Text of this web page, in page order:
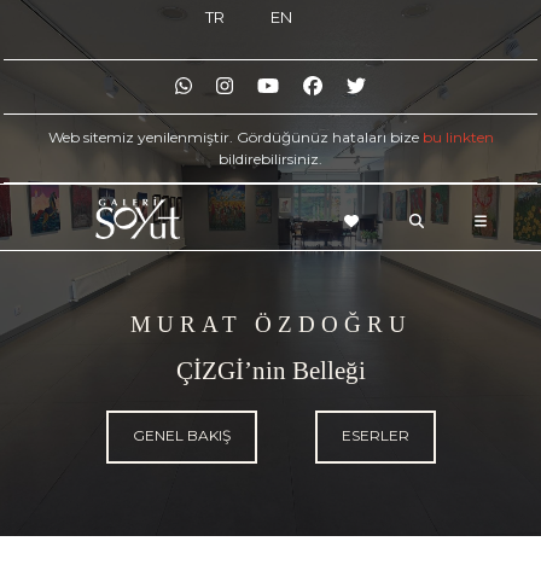
TR EN
Web sitemiz yenilenmiştir. Gördüğünüz hataları bize bu linkten
bildirebilirsiniz.
MURAT ÖZDOĞRU
ÇİZGİ’nin Belleği
GENEL BAKIŞ ESERLER